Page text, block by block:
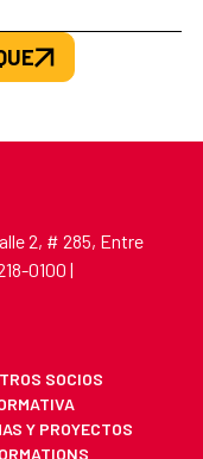
2, # 285, Entre
0100 |
SOCIOS
Y PROYECTOS